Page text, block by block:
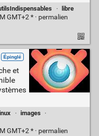
· libre
GMT+2 * · permalien
Épinglé
et
· images
·
GMT+2 * · permalien